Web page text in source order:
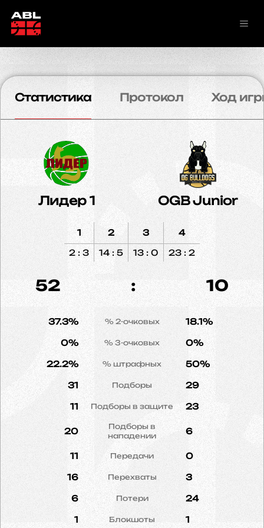
Статистика Протокол Ход
Лидер 1 OGB Junior
1
2 : 3
2
14 : 5
3
13 : 0
4
23 : 2
52 : 10
37.3% % 2-очковых 18.1%
0% % 3-очковых 0%
22.2% % штрафных 50%
31 Подборы 29
11 Подборы в защите 23
20
Подборы в
нападении
6
11 Передачи 0
16 Перехваты 3
6 Потери 24
1 Блокшоты 1